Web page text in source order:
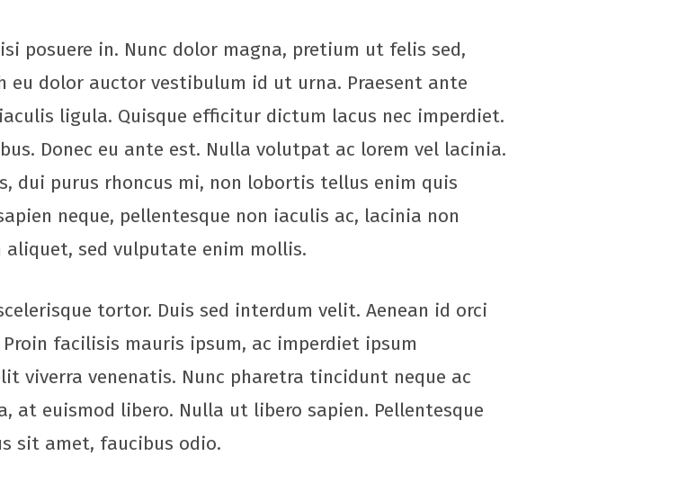
posuere in. Nunc dolor magna, pretium ut felis sed,
eu dolor auctor vestibulum id ut urna. Praesent ante
ligula. Quisque efficitur dictum lacus nec imperdiet.
Donec eu ante est. Nulla volutpat ac lorem vel lacinia.
dui purus rhoncus mi, non lobortis tellus enim quis
neque, pellentesque non iaculis ac, lacinia non
sed vulputate enim mollis.
tortor. Duis sed interdum velit. Aenean id orci
facilisis mauris ipsum, ac imperdiet ipsum
viverra venenatis. Nunc pharetra tincidunt neque ac
euismod libero. Nulla ut libero sapien. Pellentesque
sit amet, faucibus odio.